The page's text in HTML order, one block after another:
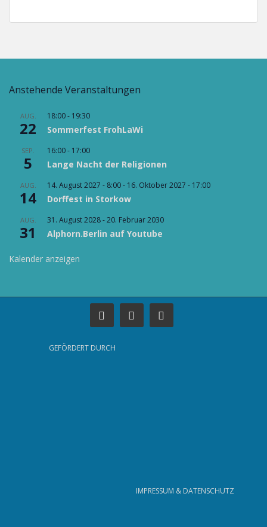
Anstehende Veranstaltungen
AUG.
22
18:00- 19:30
Sommerfest FrohLaWi
SEP.
5
16:00- 17:00
Lange Nacht der Religionen
AUG.
14
14. August 2027 - 8:00- 16. Oktober 2027 - 17:00
Dorffest in Storkow
AUG.
31
31. August 2028-20. Februar 2030
Alphorn.Berlin auf Youtube
Kalender anzeigen
GEFÖRDERT DURCH
IMPRESSUM & DATENSCHUTZ